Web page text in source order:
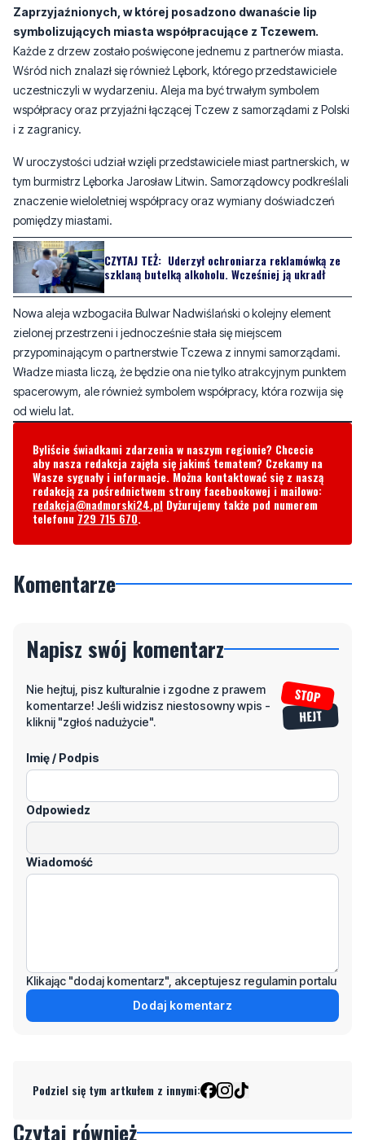
Zaprzyjaźnionych, w której posadzono dwanaście lip
symbolizujących miasta współpracujące z Tczewem.
Każde z drzew zostało poświęcone jednemu z partnerów miasta.
Wśród nich znalazł się również Lębork, którego przedstawiciele
uczestniczyli w wydarzeniu. Aleja ma być trwałym symbolem
współpracy oraz przyjaźni łączącej Tczew z samorządami z Polski
i z zagranicy.
W uroczystości udział wzięli przedstawiciele miast partnerskich, w
tym burmistrz Lęborka Jarosław Litwin. Samorządowcy podkreślali
znaczenie wieloletniej współpracy oraz wymiany doświadczeń
pomiędzy miastami.
CZYTAJ TEŻ: Uderzył ochroniarza reklamówką ze
szklaną butelką alkoholu. Wcześniej ją ukradł
Nowa aleja wzbogaciła Bulwar Nadwiślański o kolejny element
zielonej przestrzeni i jednocześnie stała się miejscem
przypominającym o partnerstwie Tczewa z innymi samorządami.
Władze miasta liczą, że będzie ona nie tylko atrakcyjnym punktem
spacerowym, ale również symbolem współpracy, która rozwija się
od wielu lat.
Byliście świadkami zdarzenia w naszym regionie? Chcecie
aby nasza redakcja zajęła się jakimś tematem? Czekamy na
Wasze sygnały i informacje. Można kontaktować się z naszą
redakcją za pośrednictwem strony facebookowej i mailowo:
redakcja@nadmorski24.pl Dyżurujemy także pod numerem
telefonu 729 715 670.
Komentarze
Napisz swój komentarz
Nie hejtuj, pisz kulturalnie i zgodne z prawem
komentarze! Jeśli widzisz niestosowny wpis -
kliknij "zgłoś nadużycie".
Imię / Podpis
Odpowiedz
Wiadomość
Klikając "dodaj komentarz", akceptujesz regulamin portalu
Dodaj komentarz
Podziel się tym artkułem z innymi:
Czytaj również